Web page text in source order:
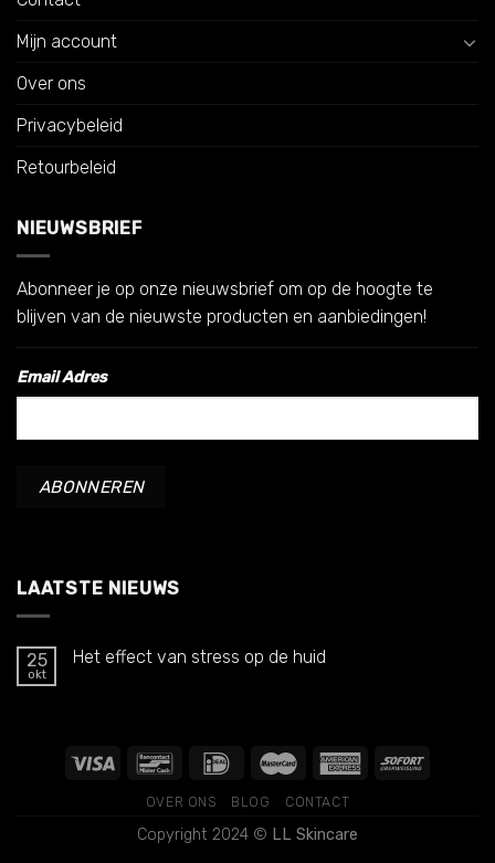
Mijn account
Over ons
Privacybeleid
Retourbeleid
NIEUWSBRIEF
Abonneer je op onze nieuwsbrief om op de hoogte te
blijven van de nieuwste producten en aanbiedingen!
Email Adres
LAATSTE NIEUWS
25
okt
Het effect van stress op de huid
OVER ONS BLOG CONTACT
Copyright 2024 © LL Skincare